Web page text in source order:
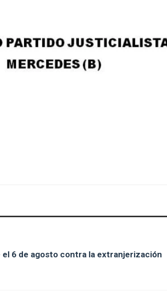
6 de agosto contra la extranjerización